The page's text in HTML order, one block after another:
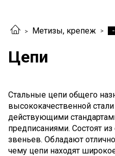
Метизы, крепеж -
Цепи
Стальные цепи общего
высококачественной
действующими
предписаниями. Состоят
звеньев. Обладают
чему цепи находят